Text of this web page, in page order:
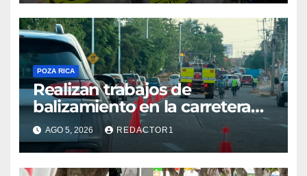
POZA RICA
Realizan trabajos de
balizamiento en la carretera
Poza Rica–Cazones
AGO 5, 2026 REDACTOR1